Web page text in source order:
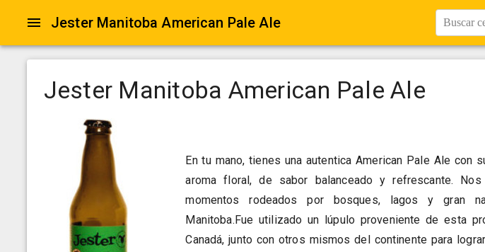
Jester Manitoba American Pale Ale Buscar
Jester Manitoba American Pale Ale
En tu mano, tienes una autentica American Pale Ale con
aroma floral, de sabor balanceado y refrescante.
momentos rodeados por bosques, lagos y gran
Manitoba.Fue utilizado un lúpulo proveniente de esta
Canadá, junto con otros mismos del continente para